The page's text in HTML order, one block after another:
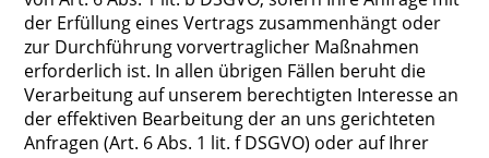
der Erfüllung eines Vertrags zusammenhängt oder
zur Durchführung vorvertraglicher Maßnahmen
erforderlich ist. In allen übrigen Fällen beruht die
Verarbeitung auf unserem berechtigten Interesse an
der effektiven Bearbeitung der an uns gerichteten
Anfragen (Art. 6 Abs. 1 lit. f DSGVO) oder auf Ihrer